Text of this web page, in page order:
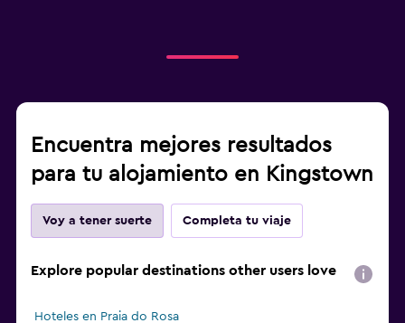
Encuentra mejores resultados
para tu alojamiento en Kingstown
Voy a tener suerte Completa tu viaje
Explore popular destinations other users love
Hoteles en Praia do Rosa